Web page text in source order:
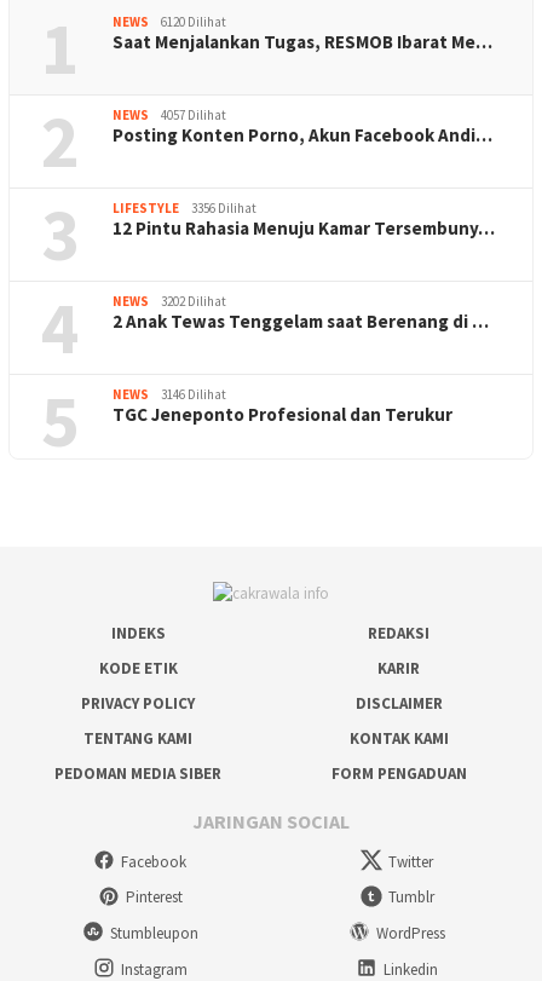
1 NEWS 6120 Dilihat
Saat Menjalankan Tugas, RESMOB Ibarat Me…
2 NEWS 4057 Dilihat
Posting Konten Porno, Akun Facebook Andi…
3 LIFESTYLE 3356 Dilihat
12 Pintu Rahasia Menuju Kamar Tersembuny…
4 NEWS 3202 Dilihat
2 Anak Tewas Tenggelam saat Berenang di …
5 NEWS 3146 Dilihat
TGC Jeneponto Profesional dan Terukur
INDEKS
REDAKSI
KODE ETIK
KARIR
PRIVACY POLICY
DISCLAIMER
TENTANG KAMI
KONTAK KAMI
PEDOMAN MEDIA SIBER
FORM PENGADUAN
JARINGAN SOCIAL
Facebook
Twitter
Pinterest
Tumblr
Stumbleupon
WordPress
Instagram
Linkedin